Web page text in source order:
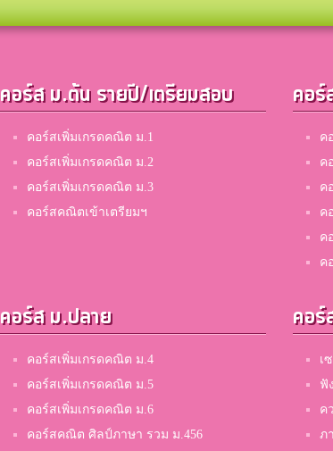
คอร์ส ม.ต้น รายปี/เตรียมสอบ
คอร์สเพิ่มเกรดคณิต ม.1
คอร์สเพิ่มเกรดคณิต ม.2
คอร์สเพิ่มเกรดคณิต ม.3
คอร์สคณิตเข้าเตรียมฯ
คอร์
ค
ค
ค
ค
ค
ค
คอร์ส ม.ปลาย
คอร์สเพิ่มเกรดคณิต ม.4
คอร์สเพิ่มเกรดคณิต ม.5
คอร์สเพิ่มเกรดคณิต ม.6
คอร์สคณิต ศิลป์ภาษา รวม ม.456
คอ
เ
ฟั
ค
ภ